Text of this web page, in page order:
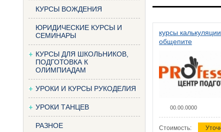
КУРСЫ ВОЖДЕНИЯ
ЮРИДИЧЕСКИЕ КУРСЫ И
СЕМИНАРЫ
КУРСЫ ДЛЯ ШКОЛЬНИКОВ,
ПОДГОТОВКА К
ОЛИМПИАДАМ
УРОКИ И КУРСЫ РУКОДЕЛИЯ
УРОКИ ТАНЦЕВ
РАЗНОЕ
курсы
общепите
00.00.0000
Стоимость: